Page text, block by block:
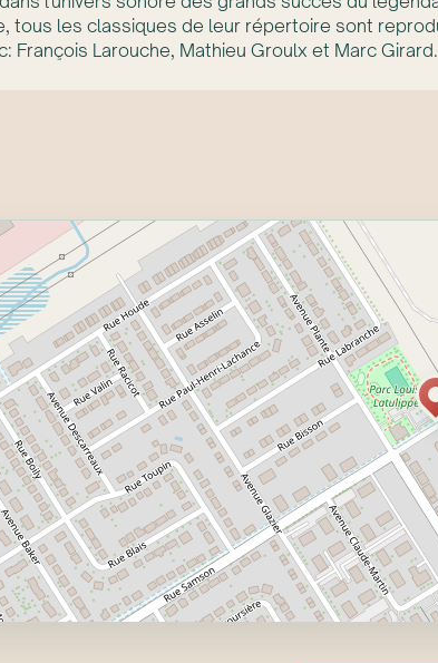
tous les classiques de leur répertoire sont
François Larouche, Mathieu Groulx et Marc Girard.